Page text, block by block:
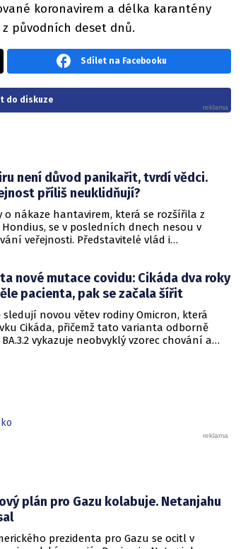
koronavirem a délka karantény
původních deset dnů.
Sdílet na Facebooku
do diskuze
není důvod panikařit, tvrdí vědci.
příliš neuklidňují?
o nákaze hantavirem, která se rozšířila z
se v posledních dnech nesou v
veřejnosti. Představitelé vlád i
varují, že příliš sebevědomá rétorika, kterou
šíření klidu, může mít opačný účinek a
ve společnosti, která má stále v živé paměti
19.
nové mutace covidu: Cikáda dva roky
pacienta, pak se začala šířit
novou větev rodiny Omicron, která
Cikáda, přičemž tato varianta odborně
vykazuje neobvyklý vzorec chování a
po letech strávených pod zemí.
plán pro Gazu kolabuje. Netanjahu
prezidenta pro Gazu se ocitl v